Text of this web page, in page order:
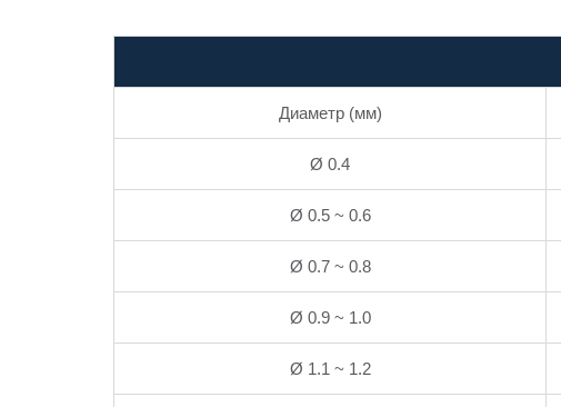
Диаметр (мм)
Ø 0.4
Ø 0.5 ~ 0.6
Ø 0.7 ~ 0.8
Ø 0.9 ~ 1.0
Ø 1.1 ~ 1.2